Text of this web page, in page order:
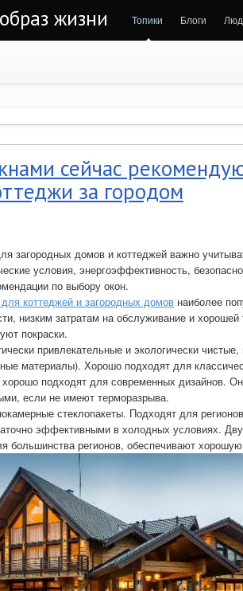
жизни Топики Блоги
сейчас
за городом
загородных домов и коттеджей важно
условия, энергоэффективность,
по выбору окон.
коттеджей и загородных домов наиболее
низким затратам на обслуживание и
покраски.
привлекательные и экологически
материалы). Хорошо подходят для
подходят для современных дизайнов.
если не имеют терморазрыва.
стеклопакеты. Подходят для
эффективными в холодных условиях.
большинства регионов, обеспечивают